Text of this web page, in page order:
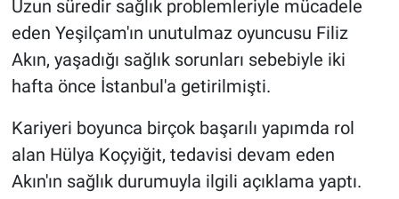
Uzun süredir sağlık problemleriyle mücadele
eden Yeşilçam'ın unutulmaz oyuncusu Filiz
Akın, yaşadığı sağlık sorunları sebebiyle iki
hafta önce İstanbul'a getirilmişti.
Kariyeri boyunca birçok başarılı yapımda rol
alan Hülya Koçyiğit, tedavisi devam eden
Akın'ın sağlık durumuyla ilgili açıklama yaptı.
Gündem Özel
Günün görüntüsü
Haber
İlan